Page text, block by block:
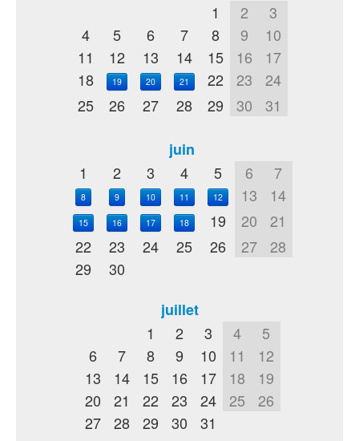
1
2
3
4
5 6 7 8 9
10
11
12 13 14 15 16
17
18
19 20 21 22 23
24
25
26 27 28 29 30 31
juin
1
2 3 4 5 6 7
8 9 10 11 12 13 14
15 16 17 18 19 20
21
22
23 24 25 26 27
28
29
30
juillet
1
2 3 4
5
6
7 8 9 10 11
12
13
14 15 16 17 18
19
20
21 22 23 24 25
26
27
28 29 30 31